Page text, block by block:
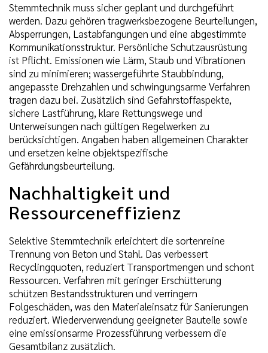
Stemmtechnik muss sicher geplant und durchgeführt
werden. Dazu gehören tragwerksbezogene Beurteilungen,
Absperrungen, Lastabfangungen und eine abgestimmte
Kommunikationsstruktur. Persönliche Schutzausrüstung
ist Pflicht. Emissionen wie Lärm, Staub und Vibrationen
sind zu minimieren; wassergeführte Staubbindung,
angepasste Drehzahlen und schwingungsarme Verfahren
tragen dazu bei. Zusätzlich sind Gefahrstoffaspekte,
sichere Lastführung, klare Rettungswege und
Unterweisungen nach gültigen Regelwerken zu
berücksichtigen. Angaben haben allgemeinen Charakter
und ersetzen keine objektspezifische
Gefährdungsbeurteilung.
Nachhaltigkeit und
Ressourceneffizienz
Selektive Stemmtechnik erleichtert die sortenreine
Trennung von Beton und Stahl. Das verbessert
Recyclingquoten, reduziert Transportmengen und schont
Ressourcen. Verfahren mit geringer Erschütterung
schützen Bestandsstrukturen und verringern
Folgeschäden, was den Materialeinsatz für Sanierungen
reduziert. Wiederverwendung geeigneter Bauteile sowie
eine emissionsarme Prozessführung verbessern die
Gesamtbilanz zusätzlich.